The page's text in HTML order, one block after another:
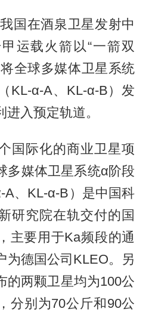
国在酒泉卫星发射中
运载火箭以“一箭双
全球多媒体卫星系统
KL-α-A、KL-α-B）发
入预定轨道。
国际化的商业卫星项
多媒体卫星系统α阶段
A、KL-α-B）是中国科
研究院在轨交付的国
主要用于Ka频段的通
为德国公司KLEO。另
的两颗卫星均为100公
分别为70公斤和90公